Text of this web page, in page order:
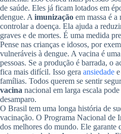
de saúde. Eles já ficam lotados em
dengue. A imunização em massa é
controlar a doença. Ela ajuda a
graves e de mortes. É uma medida
Pense nas crianças e idosos, por
vulneráveis à dengue. A vacina é uma
pessoas. Se a produção é barrada, o
fica mais difícil. Isso gera ansiedade
famílias. Todos querem se sentir
vacina nacional em larga escala
desamparo.
O Brasil tem uma longa história de
vacinação. O Programa Nacional de
dos melhores do mundo. Ele garante